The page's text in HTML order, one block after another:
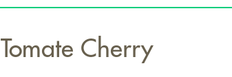
Tomate Cherry